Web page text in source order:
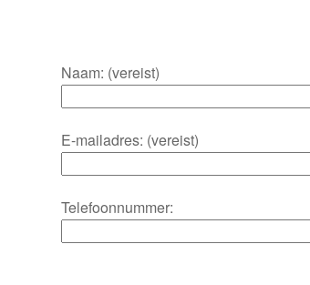
Naam: (vereist)
E-mailadres: (vereist)
Telefoonnummer: